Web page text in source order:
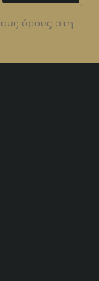
όρους στη